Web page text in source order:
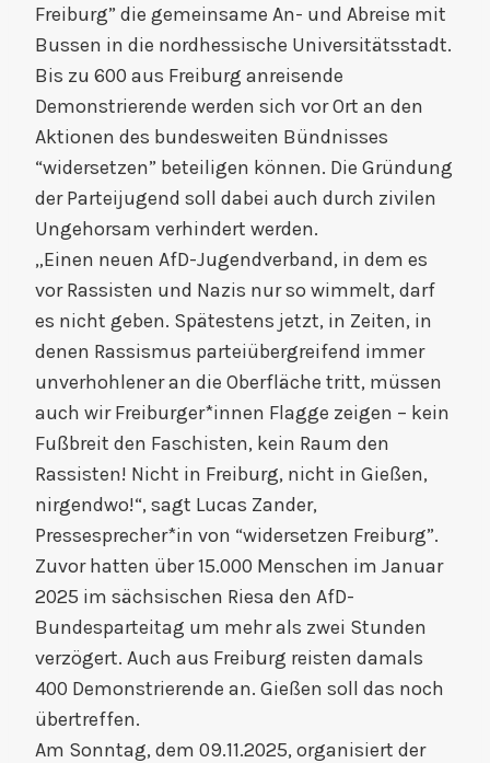
Freiburg” die gemeinsame An- und Abreise mit
Bussen in die nordhessische Universitätsstadt.
Bis zu 600 aus Freiburg anreisende
Demonstrierende werden sich vor Ort an den
Aktionen des bundesweiten Bündnisses
“widersetzen” beteiligen können. Die Gründung
der Parteijugend soll dabei auch durch zivilen
Ungehorsam verhindert werden.
„Einen neuen AfD-Jugendverband, in dem es
vor Rassisten und Nazis nur so wimmelt, darf
es nicht geben. Spätestens jetzt, in Zeiten, in
denen Rassismus parteiübergreifend immer
unverhohlener an die Oberfläche tritt, müssen
auch wir Freiburger*innen Flagge zeigen – kein
Fußbreit den Faschisten, kein Raum den
Rassisten! Nicht in Freiburg, nicht in Gießen,
nirgendwo!“, sagt Lucas Zander,
Pressesprecher*in von “widersetzen Freiburg”.
Zuvor hatten über 15.000 Menschen im Januar
2025 im sächsischen Riesa den AfD-
Bundesparteitag um mehr als zwei Stunden
verzögert. Auch aus Freiburg reisten damals
400 Demonstrierende an. Gießen soll das noch
übertreffen.
Am Sonntag, dem 09.11.2025, organisiert der